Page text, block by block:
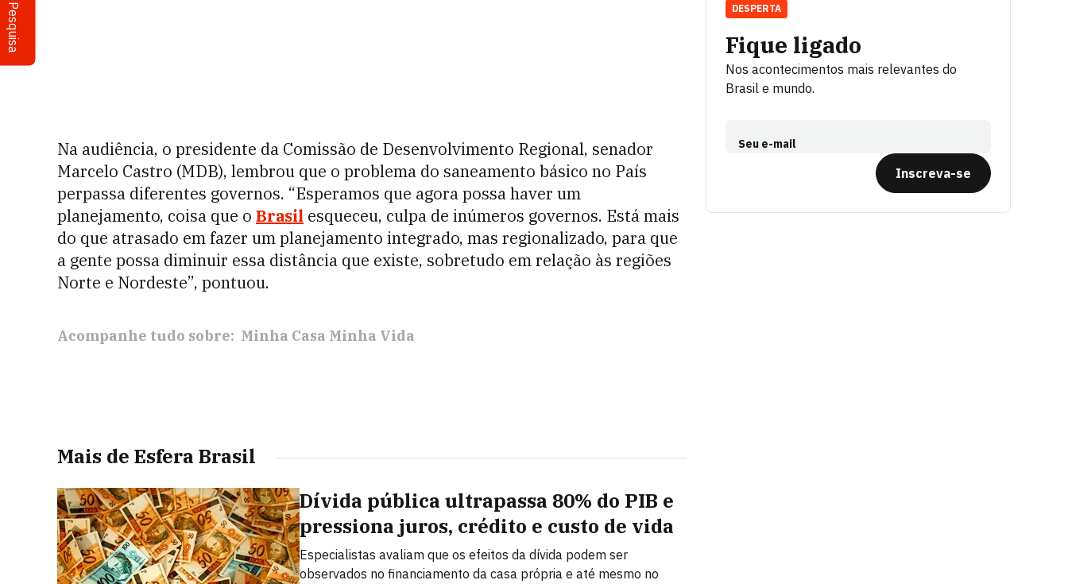
Pesquisa
Na audiência, o presidente da Comissão de Desenvolvimento Regional, senador
Marcelo Castro (MDB), lembrou que o problema do saneamento básico no País
perpassa diferentes governos. “Esperamos que agora possa haver um
planejamento, coisa que o Brasil esqueceu, culpa de inúmeros governos. Está mais
do que atrasado em fazer um planejamento integrado, mas regionalizado, para que
a gente possa diminuir essa distância que existe, sobretudo em relação às regiões
Norte e Nordeste”, pontuou.
Acompanhe tudo sobre: Minha Casa Minha Vida
Mais de Esfera Brasil
Dívida pública ultrapassa 80% do PIB e
pressiona juros, crédito e custo de vida
Especialistas avaliam que os efeitos da dívida podem ser
observados no financiamento da casa própria e até mesmo no
Fique ligado
Nos acontecimentos mais relevantes do
Brasil e mundo.
Seu e-mail
Inscreva-se
DESPERTA